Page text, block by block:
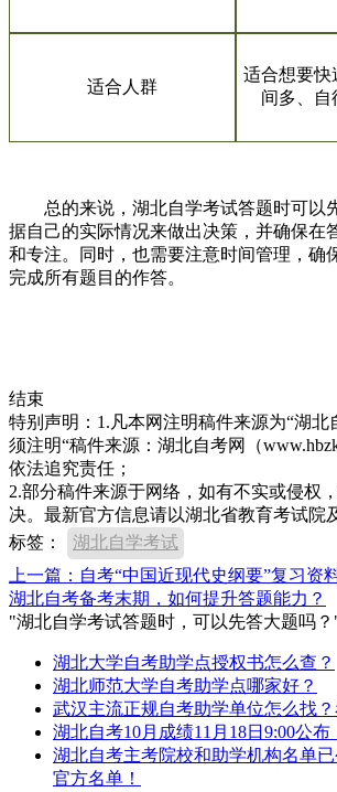
适合人群
适合想要快
间多、自
总的来说，湖北自学考试答题时可以
据自己的实际情况来做出决策，并确保在
和专注。同时，也需要注意时间管理，确
完成所有题目的作答。
结束
特别声明：1.凡本网注明稿件来源为“湖北
须注明“稿件来源：湖北自考网（
依法追究责任；
2.部分稿件来源于网络，如有不实或侵权
决。最新官方信息请以湖北省教育考试院
标签：
湖北自学考试
上一篇：自考“中国近现代史纲要”复习资
湖北自考备考末期，如何提升答题能力？
"湖北自学考试答题时，可以先答大题吗
湖北大学自考助学点授权书怎么查？
湖北师范大学自考助学点哪家好？
武汉主流正规自考助学单位怎么找
湖北自考10月成绩11月18日9:00公布
湖北自考主考院校和助学机构名单
官方名单！